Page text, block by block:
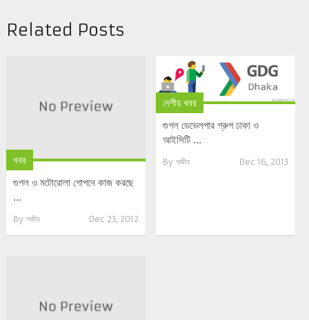
Related Posts
খবর
গুগল ও মটোরোলা গোপনে কাজ করছে
...
By সজীব Dec 23, 2012
দেশীয় খবর
গুগল ডেভেলপার গ্রুপ ঢাকা ও
আইসিটি ...
By সজীব Dec 16, 2013